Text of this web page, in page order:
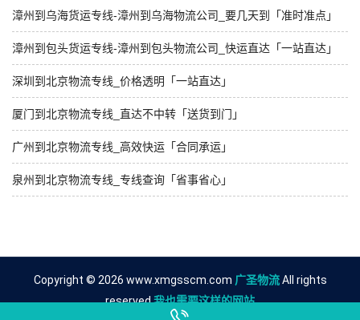
漳州到乌海货运专线-漳州到乌海物流公司_要几天到「准时准点」
漳州到包头货运专线-漳州到包头物流公司_快运直达「一站直达」
深圳到北京物流专线_价格透明「一站直达」
厦门到北京物流专线_直达不中转「送货到门」
广州到北京物流专线_高效快运「合同承运」
泉州到北京物流专线_专线查询「省事省心」
Copyright © 2026 www.xmgsscm.com 广圣物流All rights
reserved.我也需要这样的网站